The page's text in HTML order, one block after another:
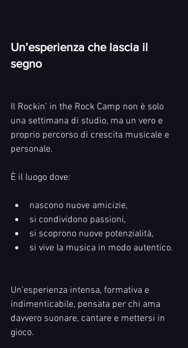
Un’esperienza che lascia il
segno
Il Rockin’ in the Rock Camp non è solo
una settimana di studio, ma un vero e
proprio percorso di crescita musicale e
personale.
È il luogo dove:
nascono nuove amicizie,
si condividono passioni,
si scoprono nuove potenzialità,
si vive la musica in modo autentico.
Un’esperienza intensa, formativa e
indimenticabile, pensata per chi ama
davvero suonare, cantare e mettersi in
gioco.